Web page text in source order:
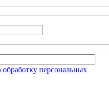
персональных